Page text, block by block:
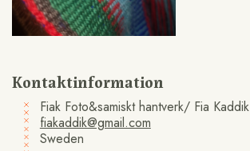
Kontaktinformation
Fiak Foto&samiskt hantverk/ Fia Kaddik
fiakaddik@gmail.com
Sweden